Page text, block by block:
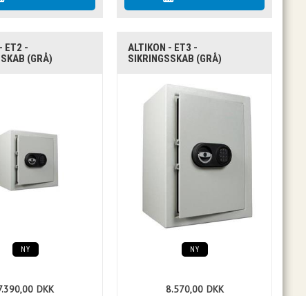
ET2 -
(GRÅ)
NY
DKK
ALTIKON - ET3 -
SIKRINGSSKAB (GRÅ)
NY
8.570,00 DKK